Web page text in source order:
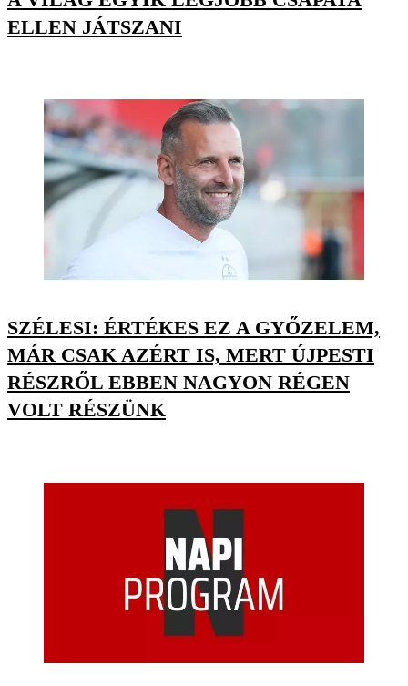
ELLEN JÁTSZANI
SZÉLESI: ÉRTÉKES EZ A GYŐZELEM,
MÁR CSAK AZÉRT IS, MERT ÚJPESTI
RÉSZRŐL EBBEN NAGYON RÉGEN
VOLT RÉSZÜNK